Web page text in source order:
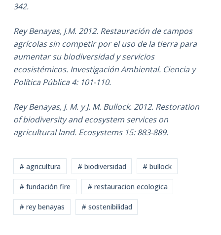
342.
Rey Benayas, J.M. 2012. Restauración de campos
agrícolas sin competir por el uso de la tierra para
aumentar su biodiversidad y servicios
ecosistémicos. Investigación Ambiental. Ciencia y
Política Pública 4: 101-110.
Rey Benayas, J. M. y J. M. Bullock. 2012. Restoration
of biodiversity and ecosystem services on
agricultural land. Ecosystems 15: 883-889.
# agricultura # biodiversidad # bullock
# fundación fire # restauracion ecologica
# rey benayas # sostenibilidad